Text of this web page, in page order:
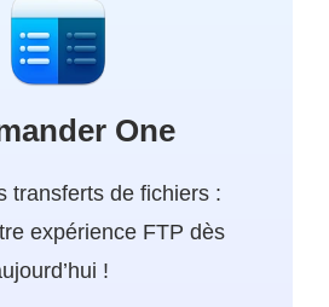
One
transferts de fichiers :
expérience FTP dès
!